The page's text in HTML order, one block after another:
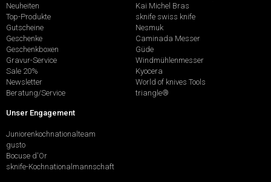
Neuheiten
Top-Produkte
Gutscheine
Geschenke
Geschenkboxen
Gravur-Service
Sale 20%
Newsletter
Beratung/Service
Kai Michel Bras
sknife swiss knife
Nesmuk
Caminada Messer
Güde
Windmühlenmesser
Kyocera
World of knives Tools
triangle®
Unser Engagement
Juniorenkochnationalteam
gusto
Bocuse d'Or
sknife-Kochnationalmannschaft